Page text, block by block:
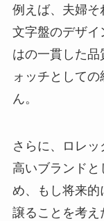
例えば、夫婦そ
文字盤のデザ
はの一貫した
ォッチとして
ん。
さらに、ロレ
高いブランド
め、もし将来的
譲ることを考え